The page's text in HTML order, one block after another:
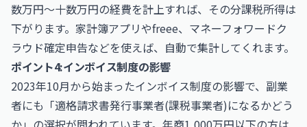
数万円〜十数万円の経費を計上すれば、その分課税所得は
下がります。家計簿アプリやfreee、マネーフォワードク
ラウド確定申告などを使えば、自動で集計してくれます。
ポイント4:インボイス制度の影響
2023年10月から始まったインボイス制度の影響で、副業
者にも「適格請求書発行事業者(課税事業者)になるかどう